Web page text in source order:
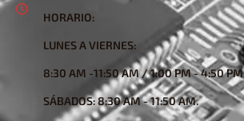
HORARIO:
LUNES A VIERNES:
8:30 AM -11:50 AM / 1:00 PM - 4:50 PM
SÁBADOS: 8:30 AM - 11:50 AM.